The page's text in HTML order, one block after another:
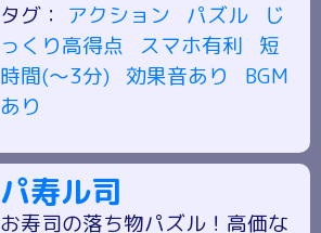
タグ：
アクション パズル
じ
っくり高得点
スマホ有利
短
時間(～3分)
効果音あり
BGM
あり
パ寿ル司
お寿司の落ち物パズル！高価な